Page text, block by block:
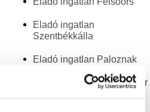
Eladó ingatlan
Szentbékkálla
Eladó ingatlan Paloznak
Eladó ingatlan Pénzesgyőr